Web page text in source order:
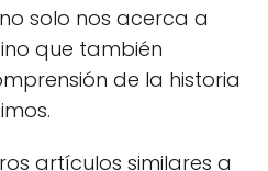
solo nos acerca a
que también
de la historia
artículos similares a